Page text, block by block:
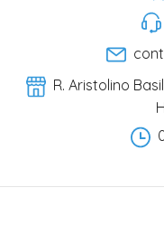
R. Aristolino